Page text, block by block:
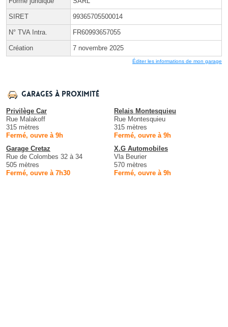
SIRET 99365705500014
N° TVA Intra. FR60993657055
Création 7 novembre 2025
Éditer les informations de mon garage
Garages à proximité
Privilège Car
Rue Malakoff
315 mètres
Fermé, ouvre à 9h
Relais Montesquieu
Rue Montesquieu
315 mètres
Fermé, ouvre à 9h
Garage Cretaz
Rue de Colombes 32 à 34
505 mètres
Fermé, ouvre à 7h30
X.G Automobiles
Vla Beurier
570 mètres
Fermé, ouvre à 9h